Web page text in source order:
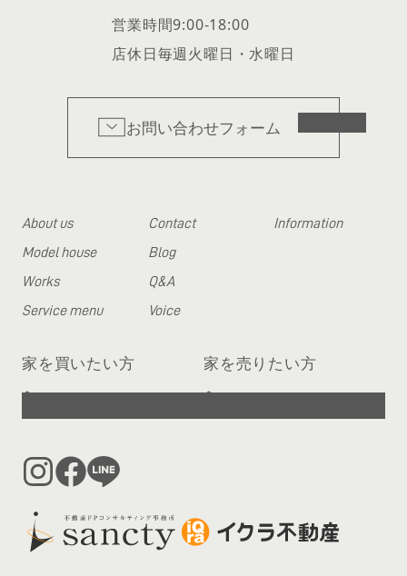
営業時間9:00-18:00
店休日毎週火曜日・水曜日
お問い合わせフォーム
About us
Model house
Works
Service menu
Contact
Blog
Q&A
Voice
Information
家を買いたい方
へ
家を売りたい方
へ